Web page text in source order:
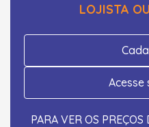
LOJISTA
Acesse
PARA VER OS